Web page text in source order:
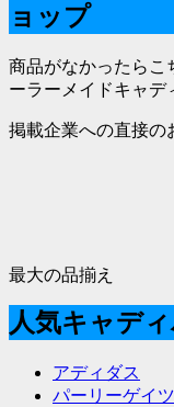
ョップ
商品がなかったらこ
ーラーメイドキャデ
掲載企業への直接の
最大の品揃え
人気キャデ
アディダス
パーリーゲイツ